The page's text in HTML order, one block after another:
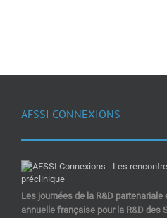
AFSSI CONNEXIONS
Les journées de la R&D
annuelle française pour la R&D des